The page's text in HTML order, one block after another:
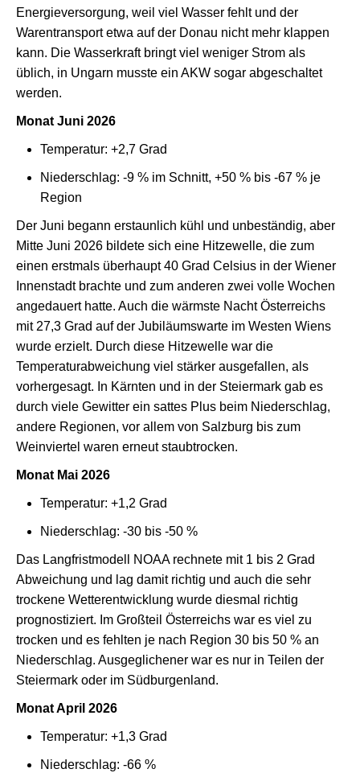
Energieversorgung, weil viel Wasser fehlt und der
Warentransport etwa auf der Donau nicht mehr klappen
kann. Die Wasserkraft bringt viel weniger Strom als
üblich, in Ungarn musste ein AKW sogar abgeschaltet
werden.
Monat Juni 2026
Temperatur: +2,7 Grad
Niederschlag: -9 % im Schnitt, +50 % bis -67 % je
Region
Der Juni begann erstaunlich kühl und unbeständig, aber
Mitte Juni 2026 bildete sich eine Hitzewelle, die zum
einen erstmals überhaupt 40 Grad Celsius in der Wiener
Innenstadt brachte und zum anderen zwei volle Wochen
angedauert hatte. Auch die wärmste Nacht Österreichs
mit 27,3 Grad auf der Jubiläumswarte im Westen Wiens
wurde erzielt. Durch diese Hitzewelle war die
Temperaturabweichung viel stärker ausgefallen, als
vorhergesagt. In Kärnten und in der Steiermark gab es
durch viele Gewitter ein sattes Plus beim Niederschlag,
andere Regionen, vor allem von Salzburg bis zum
Weinviertel waren erneut staubtrocken.
Monat Mai 2026
Temperatur: +1,2 Grad
Niederschlag: -30 bis -50 %
Das Langfristmodell NOAA rechnete mit 1 bis 2 Grad
Abweichung und lag damit richtig und auch die sehr
trockene Wetterentwicklung wurde diesmal richtig
prognostiziert. Im Großteil Österreichs war es viel zu
trocken und es fehlten je nach Region 30 bis 50 % an
Niederschlag. Ausgeglichener war es nur in Teilen der
Steiermark oder im Südburgenland.
Monat April 2026
Temperatur: +1,3 Grad
Niederschlag: -66 %